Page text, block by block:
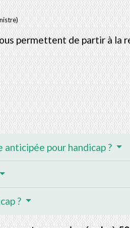
permettent de partir à la
pour handicap ?
?